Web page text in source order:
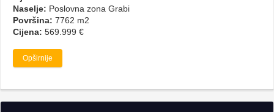
Naselje: Poslovna zona Grabi
Površina: 7762 m2
Cijena: 569.999 €
Opširnije